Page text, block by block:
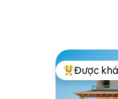
Được
Được